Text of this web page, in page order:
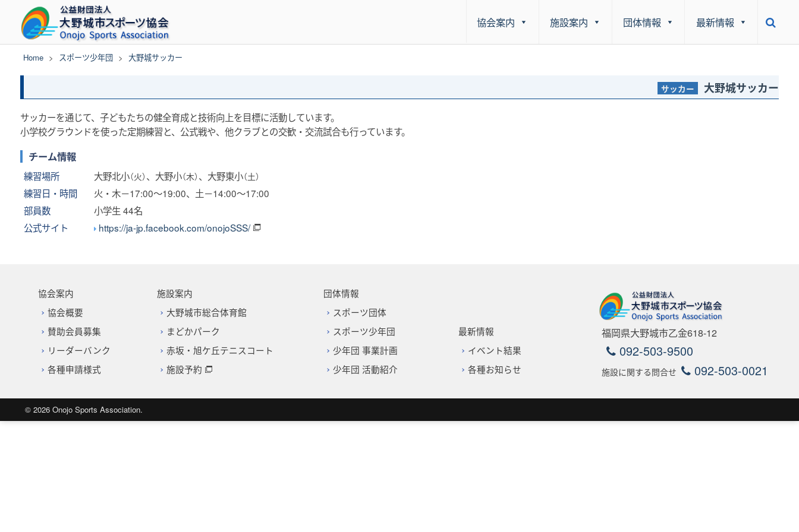
content
協会案内 施設案内 団体情報 最新情報
Home > スポーツ少年団 > 大野城サッカー
大野城サッカー
サッカー
サッカーを通じて、子どもたちの健全育成と技術向上を目標に活動しています。
小学校グラウンドを使った定期練習と、公式戦や、他クラブとの交歓・交流試合も行っています。
チーム情報
練習場所 大野北小（火） 、大野小（木） 、大野東小（土）
練習日・時間
火・木－17:00～19:00、土－14:00～17:00
部員数
小学生 44名
公式サイト
https://ja-jp.facebook.com/onojoSSS/
協会案内
協会概要
賛助会員募集
リーダーバンク
各種申請様式
施設案内
大野城市総合体育館
まどかパーク
赤坂・旭ケ丘テニスコート
施設予約
団体情報
スポーツ団体
スポーツ少年団
少年団 事業計画
少年団 活動紹介
最新情報
イベント結果
各種お知らせ
福岡県大野城市乙金618-12
092-503-9500
施設に関する問合せ 092-503-0021
© 2026Onojo Sports Association.